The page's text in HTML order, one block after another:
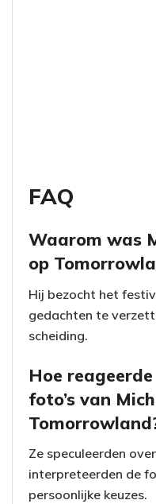
FAQ
Waarom was
op
Hij bezocht het
gedachten te
scheiding.
Hoe
foto’s van
Ze speculeerden
interpreteerden de
persoonlijke keuzes.